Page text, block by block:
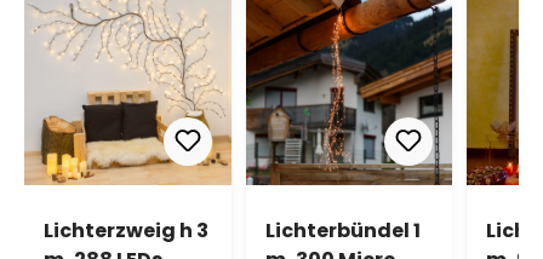
Lichterzweig h 3
Lichterbündel 1